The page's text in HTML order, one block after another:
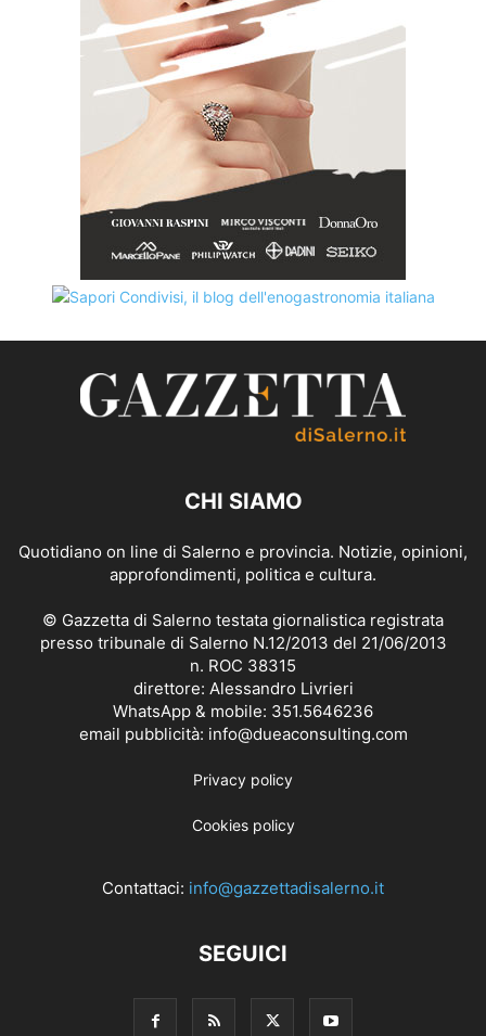
CHI SIAMO
Quotidiano on line di Salerno e provincia. Notizie, opinioni,
approfondimenti, politica e cultura.
© Gazzetta di Salerno testata giornalistica registrata
presso tribunale di Salerno N.12/2013 del 21/06/2013
n. ROC 38315
direttore: Alessandro Livrieri
WhatsApp & mobile: 351.5646236
email pubblicità: info@dueaconsulting.com
Privacy policy
Cookies policy
Contattaci: info@gazzettadisalerno.it
SEGUICI